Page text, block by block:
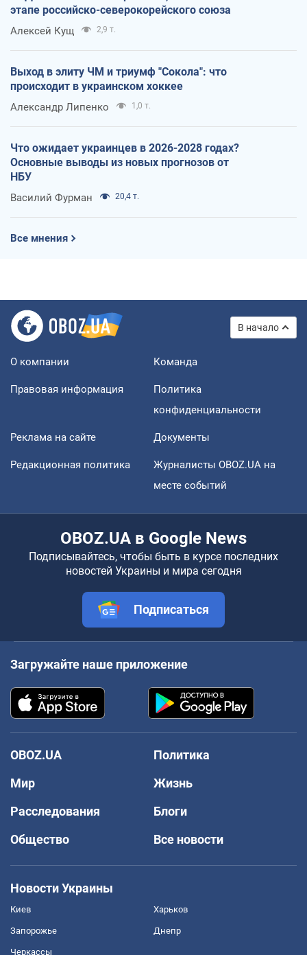
этапе российско-северокорейского союза
Алексей Кущ 2,9 т.
Выход в элиту ЧМ и триумф "Сокола": что
происходит в украинском хоккее
Александр Липенко 1,0 т.
Что ожидает украинцев в 2026-2028 годах?
Основные выводы из новых прогнозов от
НБУ
Василий Фурман 20,4 т.
Все мнения
В начало
О компании Команда
Правовая информация
Политика
конфиденциальности
Реклама на сайте Документы
Редакционная политика
Журналисты OBOZ.UA на
месте событий
OBOZ.UA в Google News
Подписывайтесь, чтобы быть в курсе последних
новостей Украины и мира сегодня
Подписаться
Загружайте наше приложение
OBOZ.UA
Политика
Мир
Жизнь
Расследования
Блоги
Общество
Все новости
Новости Украины
Киев Харьков
Запорожье Днепр
Черкассы